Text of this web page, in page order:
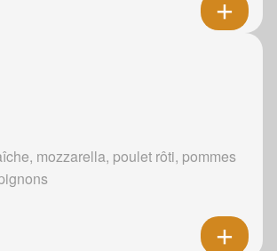
mozzarella, poulet rôti, pommes